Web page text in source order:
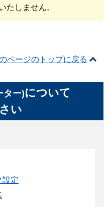
たしません。
ページのトップに戻る
ター)について
い
設定